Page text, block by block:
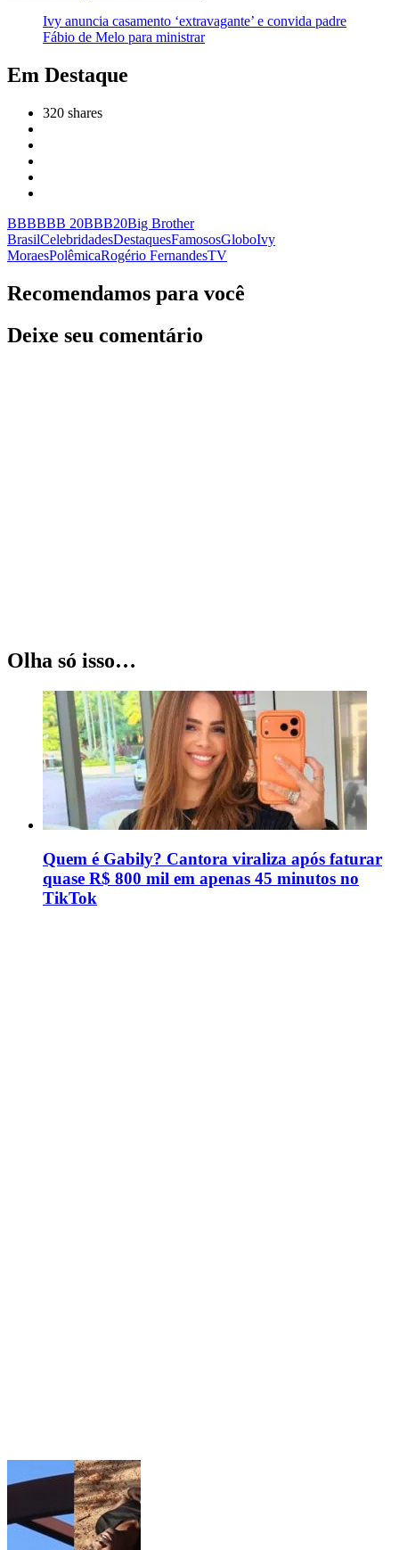
Ivy anuncia casamento ‘extravagante’ e convida padre
Fábio de Melo para ministrar
Em Destaque
320 shares
BBBBBB 20BBB20Big Brother
BrasilCelebridadesDestaquesFamososGloboIvy
MoraesPolêmicaRogério FernandesTV
Recomendamos para você
Deixe seu comentário
Olha só isso…
Quem é Gabily? Cantora viraliza após faturar
quase R$ 800 mil em apenas 45 minutos no
TikTok